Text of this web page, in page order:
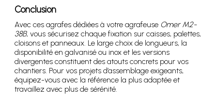
Conclusion
Avec ces agrafes dédiées à votre agrafeuse Omer M2-
38B, vous sécurisez chaque fixation sur caisses, palettes,
cloisons et panneaux. Le large choix de longueurs, la
disponibilité en galvanisé ou inox et les versions
divergentes constituent des atouts concrets pour vos
chantiers. Pour vos projets d’assemblage exigeants,
équipez-vous avec la référence la plus adaptée et
travaillez avec plus de sérénité.